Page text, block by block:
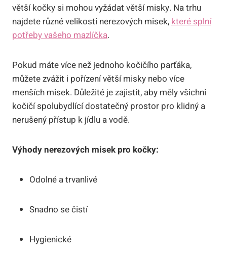
větší kočky si mohou vyžádat větší misky. Na trhu
najdete různé velikosti nerezových misek, které splní
potřeby vašeho mazlíčka.
Pokud máte více než jednoho kočičího parťáka,
můžete zvážit i pořízení větší misky nebo více
menších misek. Důležité je zajistit, aby měly všichni
kočičí spolubydlící dostatečný prostor pro klidný a
nerušený přístup k jídlu a vodě.
Výhody nerezových misek pro kočky:
Odolné a trvanlivé
Snadno se čistí
Hygienické